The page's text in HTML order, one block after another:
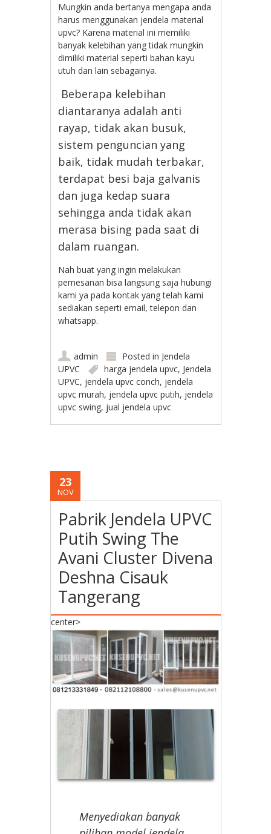
Mungkin anda bertanya mengapa anda
harus menggunakan jendela material
upvc? Karena material ini memiliki
banyak kelebihan yang tidak mungkin
dimiliki material seperti bahan kayu
utuh dan lain sebagainya.
Beberapa kelebihan
diantaranya adalah anti
rayap, tidak akan busuk,
sistem penguncian yang
baik, tidak mudah terbakar,
terdapat besi baja galvanis
dan juga kedap suara
sehingga anda tidak akan
merasa bising pada saat di
dalam ruangan.
Nah buat yang ingin melakukan
pemesanan bisa langsung saja hubungi
kami ya pada kontak yang telah kami
sediakan seperti email, telepon dan
whatsapp.
admin Posted in Jendela
UPVC
harga jendela upvc, Jendela
UPVC, jendela upvc conch, jendela
upvc murah, jendela upvc putih, jendela
upvc swing, jual jendela upvc
23
NOV
Pabrik Jendela UPVC
Putih Swing The
Avani Cluster Divena
Deshna Cisauk
Tangerang
center>
Menyediakan banyak